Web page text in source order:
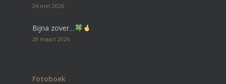
24 mei 2026
Bijna zover…
28 maart 2026
Fotoboek